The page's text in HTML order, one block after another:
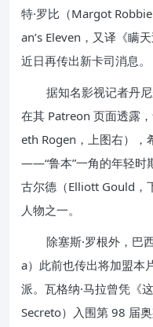
特·罗比（Margot
an’s Eleven，又译《瞒
近日再传出新卡司消息。
据知名影视记者丹
在其 Patreon 页面透露
eth Rogen，上图右），
——“鲁本”一角的年轻时
古尔德（Elliott Gould，
人物之一。
除塞斯·罗根外，巴
a）此前也传出将加盟本
派。瓦格纳·马拉曾凭《
Secreto）入围第 98 届奥